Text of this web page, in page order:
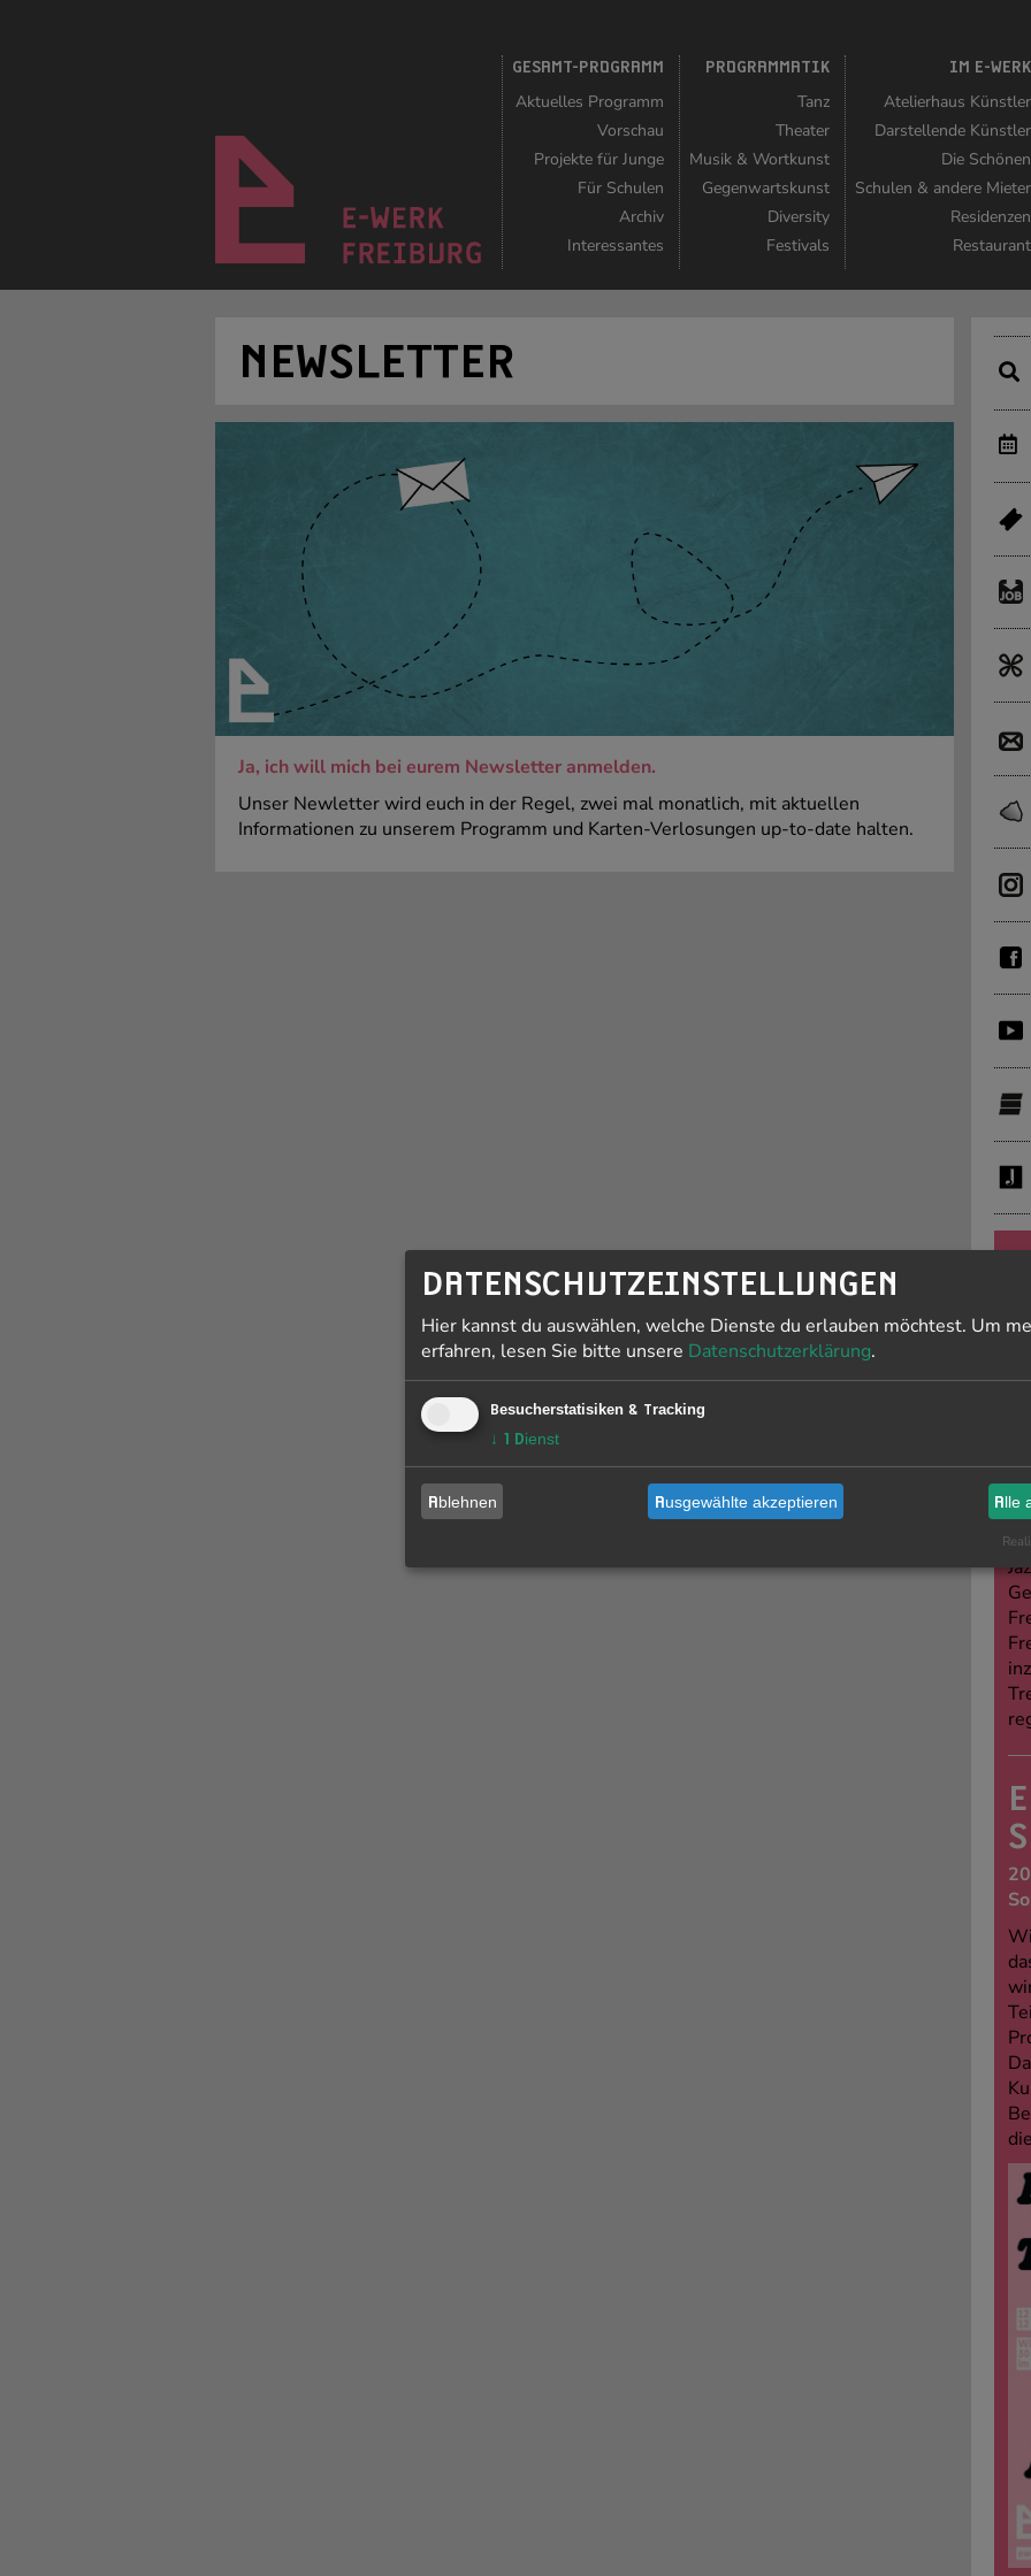
GESAMT-PROGRAMM
Aktuelles Programm
Vorschau
Projekte für Junge
Für Schulen
Archiv
Interessantes
PROGRAMMATIK
Tanz
Theater
Musik & Wortkunst
Gegenwartskunst
Diversity
Festivals
IM E-WERK
Atelierhaus Künstler
Darstellende Künstler
Die Schönen
Schulen & andere Mieter
Residenzen
Restaurant
NEWSLETTER
Ja, ich will mich bei eurem Newsletter anmelden.
Unser Newletter wird euch in der Regel, zwei mal monatlich, mit aktuellen
Informationen zu unserem Programm und Karten-Verlosungen up-to-date halten.
ist
DATENSCHUTZEINSTELLUNGEN
Hier kannst du auswählen, welche Dienste du erlauben möchtest. Um
erfahren, lesen Sie bitte unsere Datenschutzerklärung.
Besucherstatisiken & Tracking
↓ 1 Dienst
Ablehnen Ausgewählte akzeptieren Alle